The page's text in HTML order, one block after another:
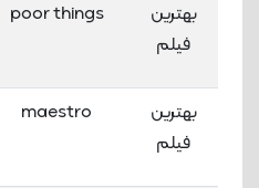
بهترین
فیلم
poor things
بهترین
فیلم
maestro